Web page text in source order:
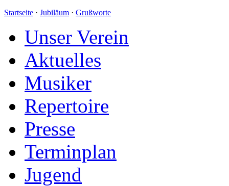
Startseite · Jubiläum · Grußworte
Unser Verein
Aktuelles
Musiker
Repertoire
Presse
Terminplan
Jugend